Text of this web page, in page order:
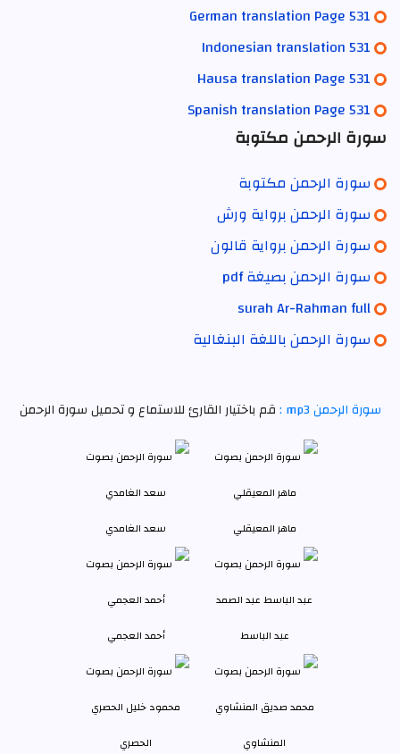
German translation Page 531
Indonesian translation 531
Hausa translation Page 531
Spanish translation Page 531
سورة الرحمن مكتوبة
سورة الرحمن مكتوبة
سورة الرحمن برواية ورش
سورة الرحمن برواية قالون
سورة الرحمن بصيغة pdf
surah Ar-Rahman full
سورة الرحمن باللغة البنغالية
سورة الرحمن mp3 : قم باختيار القارئ للاستماع و تحميل سورة الرحمن
ماهر المعيقلي سعد الغامدي
عبد الباسط أحمد العجمي
المنشاوي الحصري